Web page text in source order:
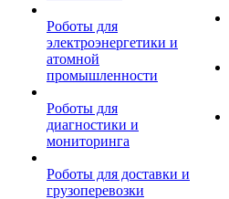
Роботы для
электроэнергетики и
атомной
промышленности
Роботы для
диагностики и
мониторинга
Роботы для доставки и
грузоперевозки